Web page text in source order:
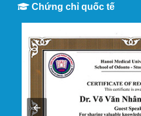
Chứng chỉ quốc tế